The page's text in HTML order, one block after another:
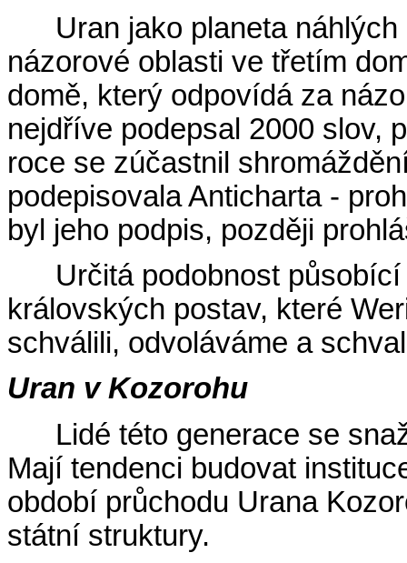
Uran jako planeta
názorové oblasti ve třetím
domě, který odpovídá za
nejdříve podepsal 2000 slov,
roce se zúčastnil
podepisovala Anticharta -
byl jeho podpis, později
Určitá podobnost
královských postav, které
schválili, odvoláváme a
Uran v Kozorohu
Lidé této generace se
Mají tendenci budovat
období průchodu Urana
státní struktury.